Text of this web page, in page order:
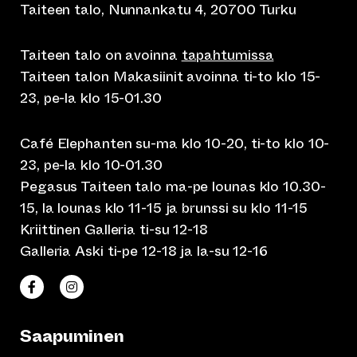
Taiteen talo, Nunnankatu 4, 20700 Turku
Taiteen talo on avoinna tapahtumissa
Taiteen talon Makasiinit avoinna ti-to klo 15-
23, pe-la klo 15-01.30
Café Elephanten su-ma klo 10-20, ti-to klo 10-
23, pe-la klo 10-01.30
Pegasus Taiteen talo ma-pe lounas klo 10.30-
15, la lounas klo 11-15 ja brunssi su klo 11-15
Kriittinen Galleria ti-su 12-18
Galleria Aski ti-pe 12-18 ja la-su 12-16
Taiteen talo Facebookissa
(siirtyy toiseen verkkopalveluun)
Taiteen talo Instagramissa
(siirtyy toiseen verkkopalveluun)
Saapuminen